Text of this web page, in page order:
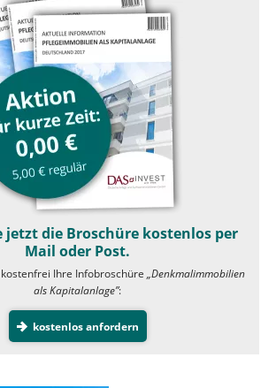
jetzt die Broschüre kostenlos per
Mail oder Post.
Ihre Infobroschüre „Denkmalimmobilien
als Kapitalanlage”:
kostenlos anfordern